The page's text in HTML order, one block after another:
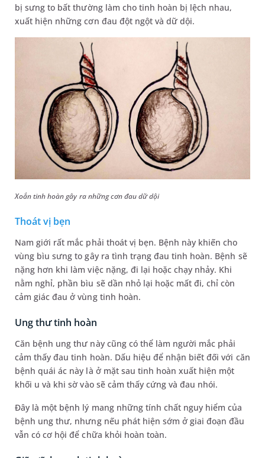
bị sưng to bất thường làm cho tinh hoàn bị lệch nhau,
xuất hiện những cơn đau đột ngột và dữ dội.
Xoắn tinh hoàn gây ra những cơn đau dữ dội
Thoát vị bẹn
Nam giới rất mắc phải thoát vị bẹn. Bệnh này khiến cho
vùng bìu sưng to gây ra tình trạng đau tinh hoàn. Bệnh sẽ
nặng hơn khi làm việc nặng, đi lại hoặc chạy nhảy. Khi
nằm nghỉ, phần bìu sẽ dần nhỏ lại hoặc mất đi, chỉ còn
cảm giác đau ở vùng tinh hoàn.
Ung thư tinh hoàn
Căn bệnh ung thư này cũng có thể làm người mắc phải
cảm thấy đau tinh hoàn. Dấu hiệu để nhận biết đối với căn
bệnh quái ác này là ở mặt sau tinh hoàn xuất hiện một
khối u và khi sờ vào sẽ cảm thấy cứng và đau nhói.
Đây là một bệnh lý mang những tính chất nguy hiểm của
bệnh ung thư, nhưng nếu phát hiện sớm ở giai đoạn đầu
vẫn có cơ hội để chữa khỏi hoàn toàn.